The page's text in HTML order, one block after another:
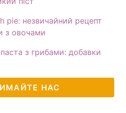
pie: незвичайний рецепт
з овочами
з грибами: добавки
НАС